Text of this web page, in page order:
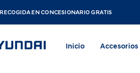
RECOGIDA EN CONCESIONARIO GRATIS
Inicio Accesorios